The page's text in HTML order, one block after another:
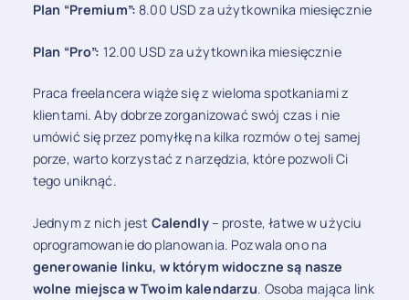
Plan “Premium”: 8.00 USD za użytkownika miesięcznie
Plan “Pro”: 12.00 USD za użytkownika miesięcznie
Praca freelancera wiąże się z wieloma spotkaniami z
klientami. Aby dobrze zorganizować swój czas i nie
umówić się przez pomyłkę na kilka rozmów o tej samej
porze, warto korzystać z narzędzia, które pozwoli Ci
tego uniknąć.
Jednym z nich jest Calendly– proste, łatwe w użyciu
oprogramowanie do planowania. Pozwala ono na
generowanie linku, w którym widoczne są nasze
wolne miejsca w Twoim kalendarzu. Osoba mająca link